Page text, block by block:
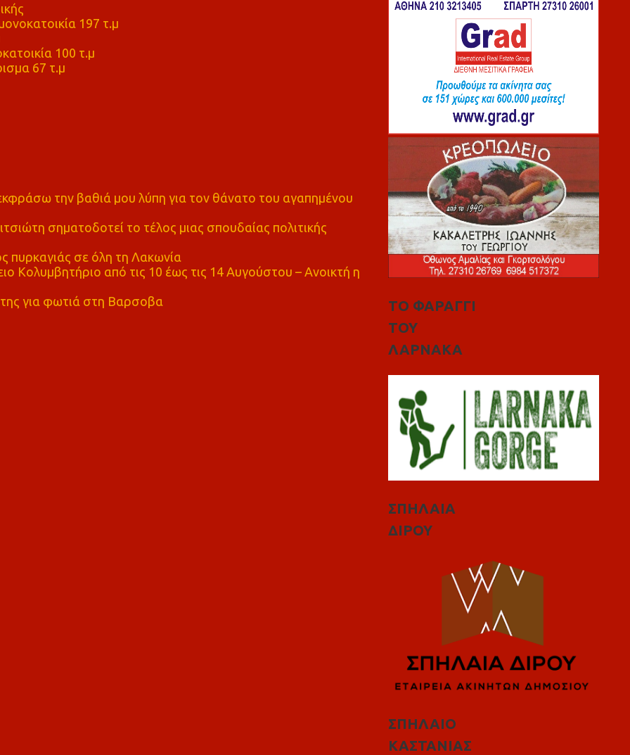
197 τ.μ
100 τ.μ
67 τ.μ
την βαθιά μου λύπη για τον θάνατο του αγαπημένου
σηματοδοτεί το τέλος μιας σπουδαίας πολιτικής
πυρκαγιάς σε όλη τη Λακωνία
Κολυμβητήριο από τις 10 έως τις 14 Αυγούστου – Ανοικτή η
για φωτιά στη Βαρσοβα
ΤΟ ΦΑΡΑΓΓΙ
ΤΟΥ
ΛΑΡΝΑΚΑ
ΣΠΗΛΑΙΑ
ΔΙΡΟΥ
ΣΠΗΛΑΙΟ
ΚΑΣΤΑΝΙΑΣ